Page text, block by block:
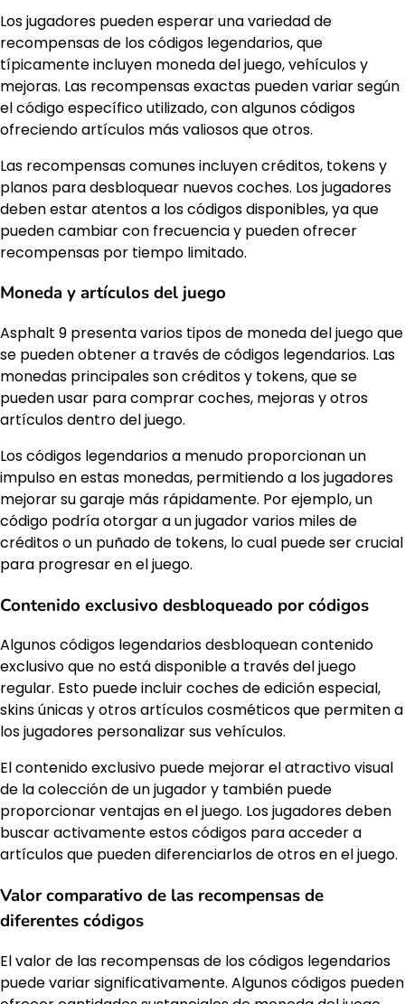
Los jugadores pueden esperar una variedad de
recompensas de los códigos legendarios, que
típicamente incluyen moneda del juego, vehículos y
mejoras. Las recompensas exactas pueden variar según
el código específico utilizado, con algunos códigos
ofreciendo artículos más valiosos que otros.
Las recompensas comunes incluyen créditos, tokens y
planos para desbloquear nuevos coches. Los jugadores
deben estar atentos a los códigos disponibles, ya que
pueden cambiar con frecuencia y pueden ofrecer
recompensas por tiempo limitado.
Moneda y artículos del juego
Asphalt 9 presenta varios tipos de moneda del juego que
se pueden obtener a través de códigos legendarios. Las
monedas principales son créditos y tokens, que se
pueden usar para comprar coches, mejoras y otros
artículos dentro del juego.
Los códigos legendarios a menudo proporcionan un
impulso en estas monedas, permitiendo a los jugadores
mejorar su garaje más rápidamente. Por ejemplo, un
código podría otorgar a un jugador varios miles de
créditos o un puñado de tokens, lo cual puede ser crucial
para progresar en el juego.
Contenido exclusivo desbloqueado por códigos
Algunos códigos legendarios desbloquean contenido
exclusivo que no está disponible a través del juego
regular. Esto puede incluir coches de edición especial,
skins únicas y otros artículos cosméticos que permiten a
los jugadores personalizar sus vehículos.
El contenido exclusivo puede mejorar el atractivo visual
de la colección de un jugador y también puede
proporcionar ventajas en el juego. Los jugadores deben
buscar activamente estos códigos para acceder a
artículos que pueden diferenciarlos de otros en el juego.
Valor comparativo de las recompensas de
diferentes códigos
El valor de las recompensas de los códigos legendarios
puede variar significativamente. Algunos códigos pueden